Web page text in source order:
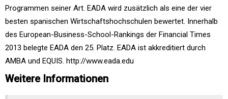
Programmen seiner Art. EADA wird zusätzlich als eine der vier
besten spanischen Wirtschaftshochschulen bewertet. Innerhalb
des European-Business-School-Rankings der Financial Times
2013 belegte EADA den 25. Platz. EADA ist akkreditiert durch
AMBA und EQUIS. http://www.eada.edu
Weitere Informationen